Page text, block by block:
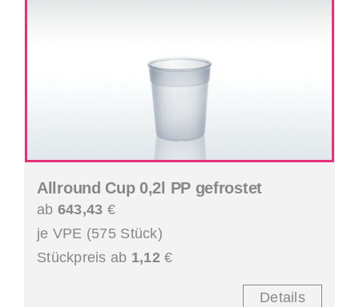
Allround Cup 0,2l PP gefrostet
ab 643,43 €
je VPE (575 Stück)
Stückpreis ab 1,12€
Details